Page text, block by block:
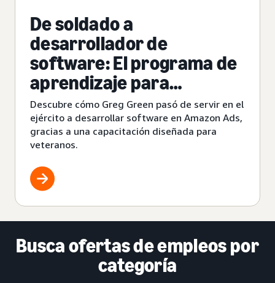
De soldado a
desarrollador de
software: El programa de
aprendizaje para
veteranos de Amazon
ayuda a Greg Green a
cambiar de empleo
Descubre cómo Greg Green pasó de servir en el
ejército a desarrollar software en Amazon Ads,
gracias a una capacitación diseñada para
veteranos.
Busca ofertas de empleos por
categoría